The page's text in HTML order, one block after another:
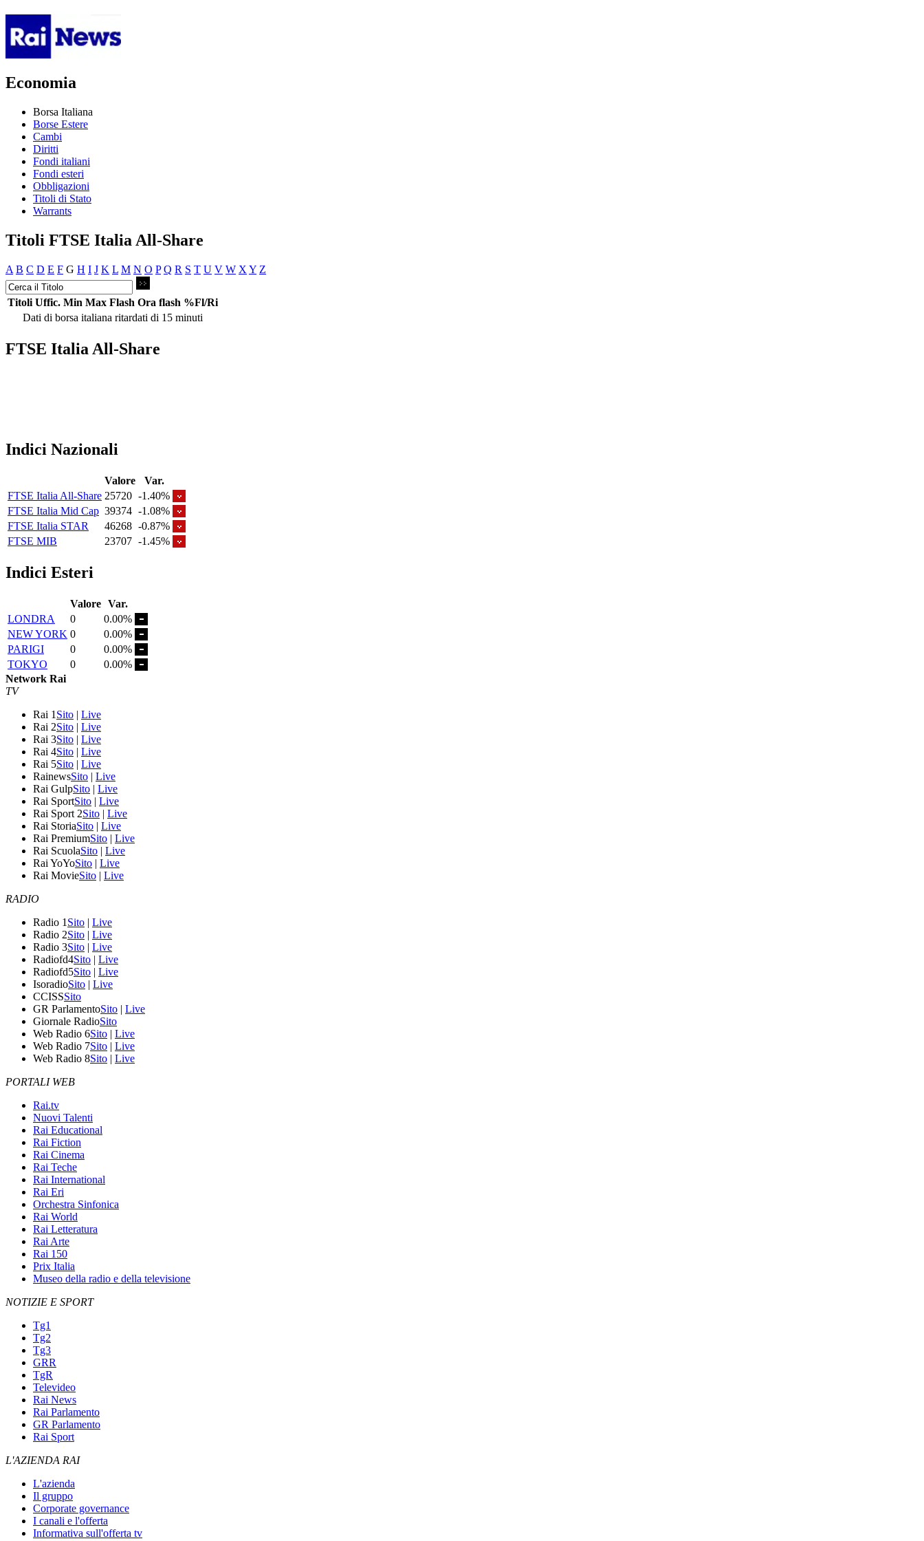
Economia
Borsa Italiana
Borse Estere
Cambi
Diritti
Fondi italiani
Fondi esteri
Obbligazioni
Titoli di Stato
Warrants
Titoli FTSE Italia All-Share
A B C D E F G H I J K L M N O P Q R S T U V W X Y Z
Titoli Uffic. Min Max Flash Ora flash %Fl/Ri
Dati di borsa italiana ritardati di 15 minuti
FTSE Italia All-Share
Indici Nazionali
Valore
Var.
FTSE Italia All-Share 25720 -1.40%
FTSE Italia Mid Cap 39374 -1.08%
FTSE Italia STAR
46268 -0.87%
FTSE MIB
23707 -1.45%
Indici Esteri
Valore Var.
LONDRA
0
0.00%
NEW YORK 0
0.00%
PARIGI
0
0.00%
TOKYO
0
0.00%
Network Rai
TV
Rai 1 Sito | Live
Rai 2Sito | Live
Rai 3Sito | Live
Rai 4Sito | Live
Rai 5Sito | Live
RainewsSito | Live
Rai GulpSito | Live
Rai SportSito | Live
Rai Sport 2Sito | Live
Rai StoriaSito | Live
Rai PremiumSito | Live
Rai ScuolaSito | Live
Rai YoYoSito | Live
Rai MovieSito | Live
RADIO
Radio 1 Sito | Live
Radio 2Sito | Live
Radio 3Sito | Live
Radiofd4Sito | Live
Radiofd5Sito | Live
IsoradioSito | Live
CCISSSito
GR ParlamentoSito | Live
Giornale RadioSito
Web Radio 6Sito | Live
Web Radio 7Sito | Live
Web Radio 8Sito | Live
PORTALI WEB
Rai.tv
Nuovi Talenti
Rai Educational
Rai Fiction
Rai Cinema
Rai Teche
Rai International
Rai Eri
Orchestra Sinfonica
Rai World
Rai Letteratura
Rai Arte
Rai 150
Prix Italia
Museo della radio e della televisione
NOTIZIE E SPORT
Tg1
Tg2
Tg3
GRR
TgR
Televideo
Rai News
Rai Parlamento
GR Parlamento
Rai Sport
L'AZIENDA RAI
L'azienda
Il gruppo
Corporate governance
I canali e l'offerta
Informativa sull'offerta tv